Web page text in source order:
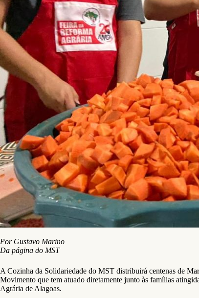
Por Gustavo Marino
Da página do MST
A Cozinha da Solidariedade do MST distribuirá centenas de
Movimento que tem atuado diretamente junto às famílias
Agrária de Alagoas.